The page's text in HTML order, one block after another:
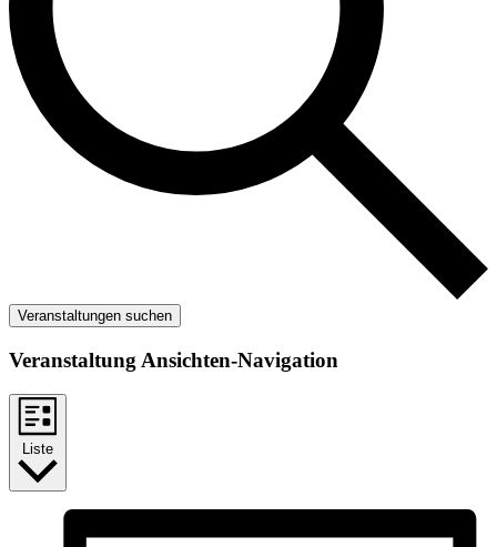
Veranstaltungen suchen
Veranstaltung Ansichten-Navigation
Liste